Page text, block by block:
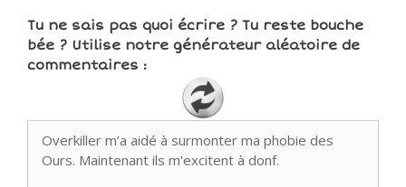
Tu ne sais pas quoi écrire ? Tu reste bouche
bée ? Utilise notre générateur aléatoire de
commentaires :